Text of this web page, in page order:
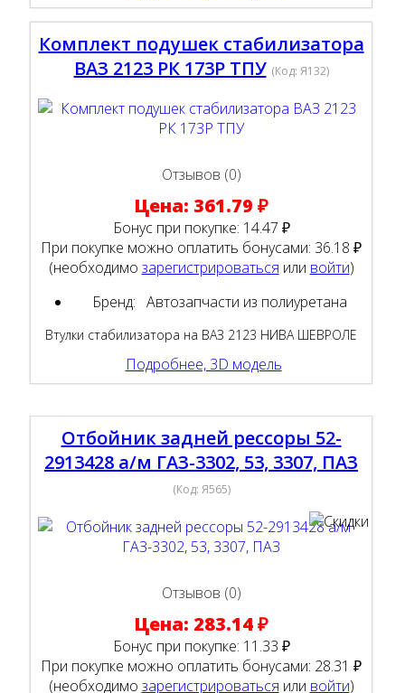
Комплект подушек стабилизатора
ВАЗ 2123 РК 173Р ТПУ (Код: Я132)
Отзывов (0)
Цена: 361.79 ₽
Бонус при покупке: 14.47 ₽
При покупке можно оплатить бонусами: 36.18 ₽
(необходимо зарегистрироваться или войти)
Бренд: Автозапчасти из полиуретана
Втулки стабилизатора на ВАЗ 2123 НИВА ШЕВРОЛЕ
Подробнее, 3D модель
Отбойник задней рессоры 52-
2913428 а/м ГАЗ-3302, 53, 3307, ПАЗ
(Код: Я565)
Отзывов (0)
Цена: 283.14 ₽
Бонус при покупке: 11.33 ₽
При покупке можно оплатить бонусами: 28.31 ₽
(необходимо зарегистрироваться или войти)